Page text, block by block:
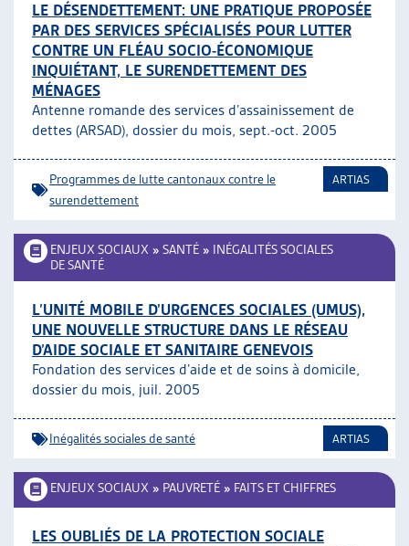
LE DÉSENDETTEMENT: UNE PRATIQUE PROPOSÉE
PAR DES SERVICES SPÉCIALISÉS POUR LUTTER
CONTRE UN FLÉAU SOCIO-ÉCONOMIQUE
INQUIÉTANT, LE SURENDETTEMENT DES
MÉNAGES
Antenne romande des services d’assainissement de
dettes (ARSAD), dossier du mois, sept.-oct. 2005
Programmes de lutte cantonaux contre le
surendettement
ARTIAS
ENJEUX SOCIAUX » SANTÉ » INÉGALITÉS SOCIALES
DE SANTÉ
L’UNITÉ MOBILE D’URGENCES SOCIALES (UMUS),
UNE NOUVELLE STRUCTURE DANS LE RÉSEAU
D’AIDE SOCIALE ET SANITAIRE GENEVOIS
Fondation des services d’aide et de soins à domicile,
dossier du mois, juil. 2005
Inégalités sociales de santé ARTIAS
ENJEUX SOCIAUX » PAUVRETÉ » FAITS ET CHIFFRES
LES OUBLIÉS DE LA PROTECTION SOCIALE